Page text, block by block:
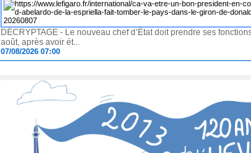
DÉCRYPTAGE - Le nouveau chef d’État doit prendre ses
août, après avoir ét...
07/08/2026 07:00